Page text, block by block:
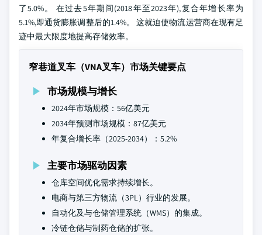
了5.0%。 在过去5年期间(2018年至2023年),复合年增长率为
5.1%,即通货膨胀调整后的1.4%。 这就迫使物流运营商在现有足
迹中最大限度地提高存储效率。
窄巷道叉车（VNA叉车）市场关键要点
市场规模与增长
2024年市场规模：56亿美元
2034年预测市场规模：87亿美元
年复合增长率（2025-2034）：5.2%
主要市场驱动因素
仓库空间优化需求持续增长。
电商与第三方物流（3PL）行业的发展。
自动化及与仓储管理系统（WMS）的集成。
冷链仓储与制药仓储的扩张。